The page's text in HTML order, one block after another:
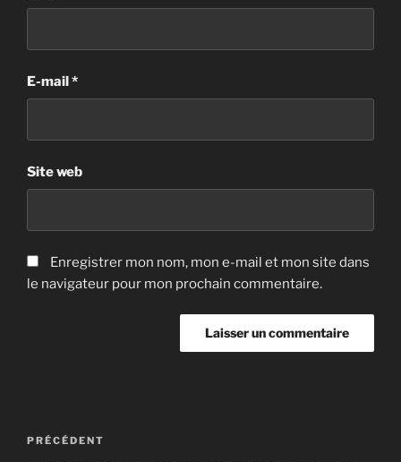
E-mail*
Site web
Enregistrer mon nom, mon e-mail et mon site dans
le navigateur pour mon prochain commentaire.
Navigation
Article
PRÉCÉDENT